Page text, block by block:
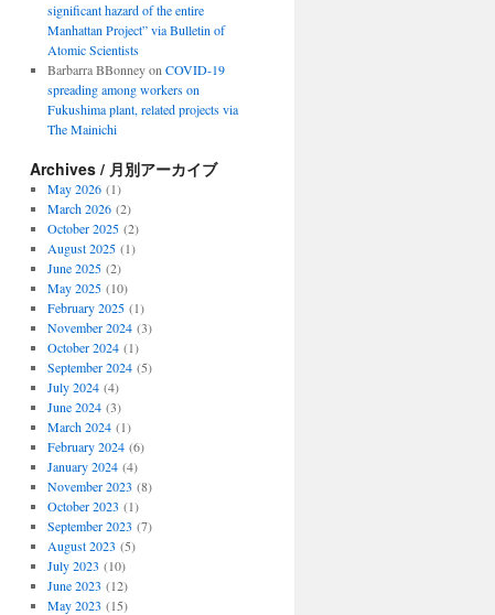
significant hazard of the entire
Manhattan Project” via Bulletin of
Atomic Scientists
Barbarra BBonneyon COVID-19
spreading among workers on
Fukushima plant, related projects via
The Mainichi
Archives / 月別アーカイブ
May 2026(1)
March 2026(2)
October 2025(2)
August 2025(1)
June 2025(2)
May 2025(10)
February 2025(1)
November 2024(3)
October 2024(1)
September 2024(5)
July 2024(4)
June 2024(3)
March 2024(1)
February 2024(6)
January 2024(4)
November 2023 (8)
October 2023 (1)
September 2023 (7)
August 2023 (5)
July 2023 (10)
June 2023 (12)
May 2023 (15)